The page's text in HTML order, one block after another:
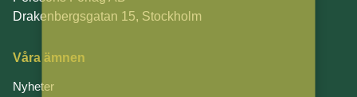
Drakenbergsgatan 15, Stockholm
Våra ämnen
Nyheter